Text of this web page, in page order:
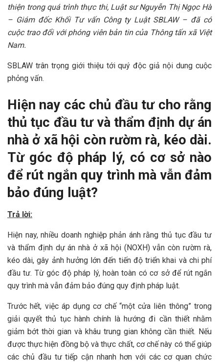
thiện trong quá trình thực thi, Luật sư Nguyễn Thị Ngọc Hà
– Giám đốc Khối Tư vấn Công ty Luật SBLAW – đã có
cuộc trao đổi với phóng viên bản tin của Thông tấn xã Việt
Nam.
SBLAW trân trọng giới thiệu tới quý độc giả nội dung cuộc
phỏng vấn.
Hiện nay các chủ đầu tư cho rằng
thủ tục đầu tư và thẩm định dự án
nhà ở xã hội còn rườm rà, kéo dài.
Từ góc độ pháp lý, có cơ sở nào
để rút ngắn quy trình mà vẫn đảm
bảo đúng luật?
Trả lời:
Hiện nay, nhiều doanh nghiệp phản ánh rằng thủ tục đầu tư
và thẩm định dự án nhà ở xã hội (NOXH) vẫn còn rườm rà,
kéo dài, gây ảnh hưởng lớn đến tiến độ triển khai và chi phí
đầu tư. Từ góc độ pháp lý, hoàn toàn có cơ sở để rút ngắn
quy trình mà vẫn đảm bảo đúng quy định pháp luật.
Trước hết, việc áp dụng cơ chế “một cửa liên thông” trong
giải quyết thủ tục hành chính là hướng đi cần thiết nhằm
giảm bớt thời gian và khâu trung gian không cần thiết. Nếu
được thực hiện đồng bộ và thực chất, cơ chế này có thể giúp
các chủ đầu tư tiếp cận nhanh hơn với các cơ quan chức